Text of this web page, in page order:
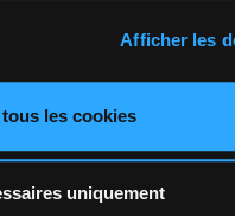
Afficher les
les cookies
uniquement